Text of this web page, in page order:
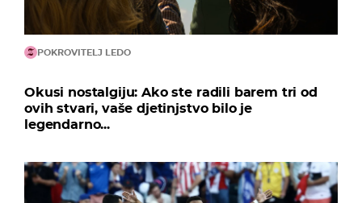
POKROVITELJ LEDO
Okusi nostalgiju: Ako ste radili barem tri od
ovih stvari, vaše djetinjstvo bilo je
legendarno...